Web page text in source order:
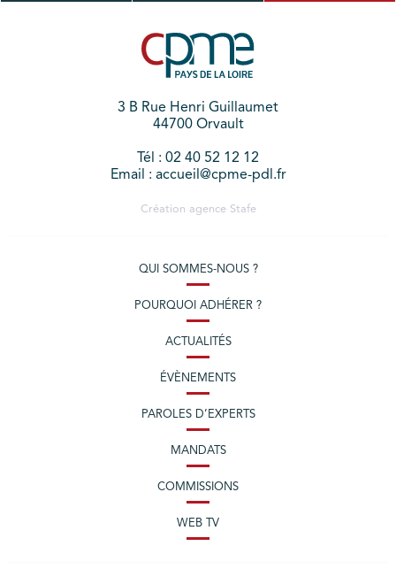
3 B Rue Henri Guillaumet
44700 Orvault
Tél : 02 40 52 12 12
Email : accueil@cpme-pdl.fr
Création agence Stafe
QUI SOMMES-NOUS ?
POURQUOI ADHÉRER ?
ACTUALITÉS
ÉVÈNEMENTS
PAROLES D’EXPERTS
MANDATS
COMMISSIONS
WEB TV